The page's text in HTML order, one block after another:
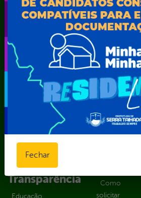
Secretaria Municipal de
Secretaria Municipal de Esporte e
Secretaria Municipal de Finanças
Secretaria Municipal de Governo
Secretaria Municipal de Meio
Secretaria Municipal de
Secretaria Municipal de Relações
Secretaria Municipal de Saúde –
Secretaria Municipal de Serviços
Superintendência de Trânsito e
Talhada-STTRANS
Transparência, Fiscalização e
Portal da
Transparência
Educação
Como
solicitar
Fechar